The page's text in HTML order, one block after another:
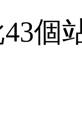
個